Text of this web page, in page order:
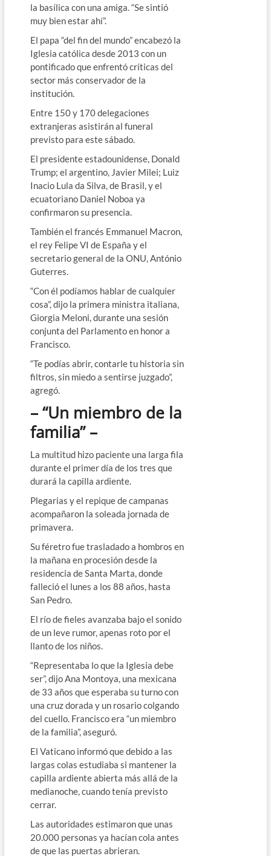
la basílica con una amiga. “Se sintió
muy bien estar ahí”.
El papa “del fin del mundo” encabezó la
Iglesia católica desde 2013 con un
pontificado que enfrentó críticas del
sector más conservador de la
institución.
Entre 150 y 170 delegaciones
extranjeras asistirán al funeral
previsto para este sábado.
El presidente estadounidense, Donald
Trump; el argentino, Javier Milei; Luiz
Inacio Lula da Silva, de Brasil, y el
ecuatoriano Daniel Noboa ya
confirmaron su presencia.
También el francés Emmanuel Macron,
el rey Felipe VI de España y el
secretario general de la ONU, António
Guterres.
“Con él podíamos hablar de cualquier
cosa”, dijo la primera ministra italiana,
Giorgia Meloni, durante una sesión
conjunta del Parlamento en honor a
Francisco.
“Te podías abrir, contarle tu historia sin
filtros, sin miedo a sentirse juzgado”,
agregó.
– “Un miembro de la
familia” –
La multitud hizo paciente una larga fila
durante el primer día de los tres que
durará la capilla ardiente.
Plegarias y el repique de campanas
acompañaron la soleada jornada de
primavera.
Su féretro fue trasladado a hombros en
la mañana en procesión desde la
residencia de Santa Marta, donde
falleció el lunes a los 88 años, hasta
San Pedro.
El río de fieles avanzaba bajo el sonido
de un leve rumor, apenas roto por el
llanto de los niños.
“Representaba lo que la Iglesia debe
ser”, dijo Ana Montoya, una mexicana
de 33 años que esperaba su turno con
una cruz dorada y un rosario colgando
del cuello. Francisco era “un miembro
de la familia”, aseguró.
El Vaticano informó que debido a las
largas colas estudiaba si mantener la
capilla ardiente abierta más allá de la
medianoche, cuando tenía previsto
cerrar.
Las autoridades estimaron que unas
20.000 personas ya hacían cola antes
de que las puertas abrieran.